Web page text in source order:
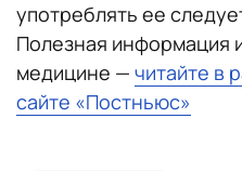
употреблять ее
Полезная информация
медицине — читайте в
сайте «Постньюс»